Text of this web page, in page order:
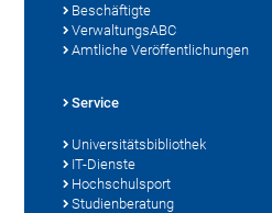
Beschäftigte
VerwaltungsABC
Amtliche Veröffentlichungen
Service
Universitätsbibliothek
IT-Dienste
Hochschulsport
Studienberatung